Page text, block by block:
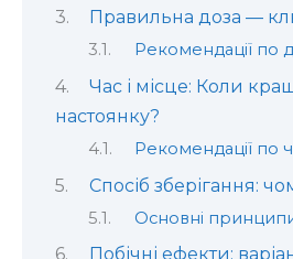
Правильна доза —
Рекомендації по
Час і місце: Коли
настоянку?
Рекомендації по
Спосіб зберігання:
Основні
Побічні ефекти: